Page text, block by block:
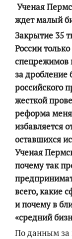
Ученая
ждет малый
Закрытие 35
Россиитолько
спецрежимов
за дробление
российского
жесткой
реформа
избавляется
оставшихся
Ученая
почему так
всего, какие
и почему в
«средний
По данным за